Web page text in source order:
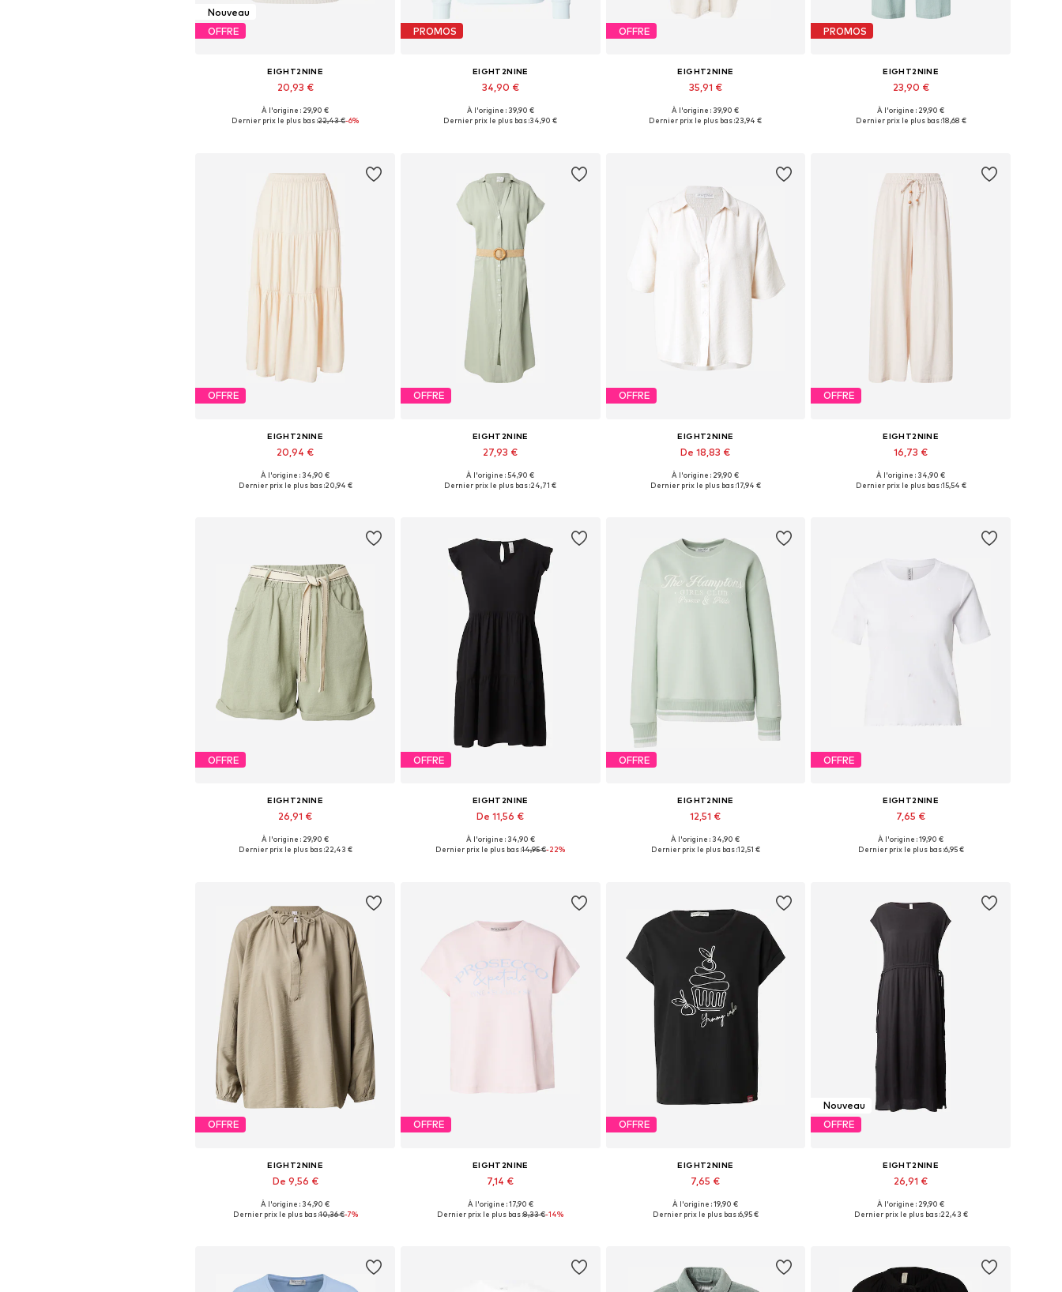
Nouveau
OFFRE
EIGHT2NINE
20,93 €
Tailles disponibles: XS, S, M, XL
À l'origine : 29,90 €
Dernier prix le plus bas :22,43 €-6%
PROMOS
EIGHT2NINE
34,90 €
Tailles disponibles: S, M
À l'origine : 39,90 €
Dernier prix le plus bas :34,90 €
OFFRE
EIGHT2NINE
35,91 €
Tailles disponibles: 36, 38, 42, 44
À l'origine : 39,90 €
Dernier prix le plus bas :23,94 €
PROMOS
EIGHT2NINE
23,90 €
Tailles disponibles: 36, 40
À l'origine : 29,90 €
Dernier prix le plus bas :18,68 €
OFFRE
EIGHT2NINE
20,94 €
Tailles disponibles: 34, 36
À l'origine : 34,90 €
Dernier prix le plus bas :20,94 €
OFFRE
EIGHT2NINE
27,93 €
Tailles disponibles: 40
À l'origine : 54,90 €
Dernier prix le plus bas :24,71 €
OFFRE
EIGHT2NINE
De 18,83 €
Tailles disponibles: S, M, L
À l'origine : 29,90 €
Dernier prix le plus bas :17,94 €
OFFRE
EIGHT2NINE
16,73 €
Tailles disponibles: 38, 40
À l'origine : 34,90 €
Dernier prix le plus bas :15,54 €
OFFRE
EIGHT2NINE
26,91 €
Tailles disponibles: 34, 36, 44
À l'origine : 29,90 €
Dernier prix le plus bas :22,43 €
OFFRE
EIGHT2NINE
De 11,56 €
Tailles disponibles: 40, 42
À l'origine : 34,90 €
Dernier prix le plus bas :14,95 €-22%
OFFRE
EIGHT2NINE
12,51 €
Tailles disponibles: S, M
À l'origine : 34,90 €
Dernier prix le plus bas :12,51 €
OFFRE
EIGHT2NINE
7,65 €
Tailles disponibles: XS, S, XL
À l'origine : 19,90 €
Dernier prix le plus bas :6,95 €
OFFRE
EIGHT2NINE
De 9,56 €
Tailles disponibles: S, M
À l'origine : 34,90 €
Dernier prix le plus bas :10,36 €-7%
OFFRE
EIGHT2NINE
7,14 €
Tailles disponibles: XS, S
À l'origine : 17,90 €
Dernier prix le plus bas :8,33 €-14%
OFFRE
EIGHT2NINE
7,65 €
Tailles disponibles: XS, S
À l'origine : 19,90 €
Dernier prix le plus bas :6,95 €
Nouveau
OFFRE
EIGHT2NINE
26,91 €
Tailles disponibles: 34, 42
À l'origine : 29,90 €
Dernier prix le plus bas :22,43 €